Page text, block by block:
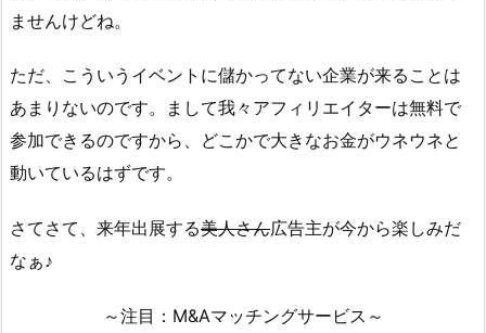
ませんけどね。
ただ、こういうイベントに儲かってない企業が来ることは
あまりないのです。まして我々アフィリエイターは無料で
参加できるのですから、どこかで大きなお金がウネウネと
動いているはずです。
さてさて、来年出展する美人さん広告主が今から楽しみだ
なぁ♪
～注目：M&Aマッチングサービス～